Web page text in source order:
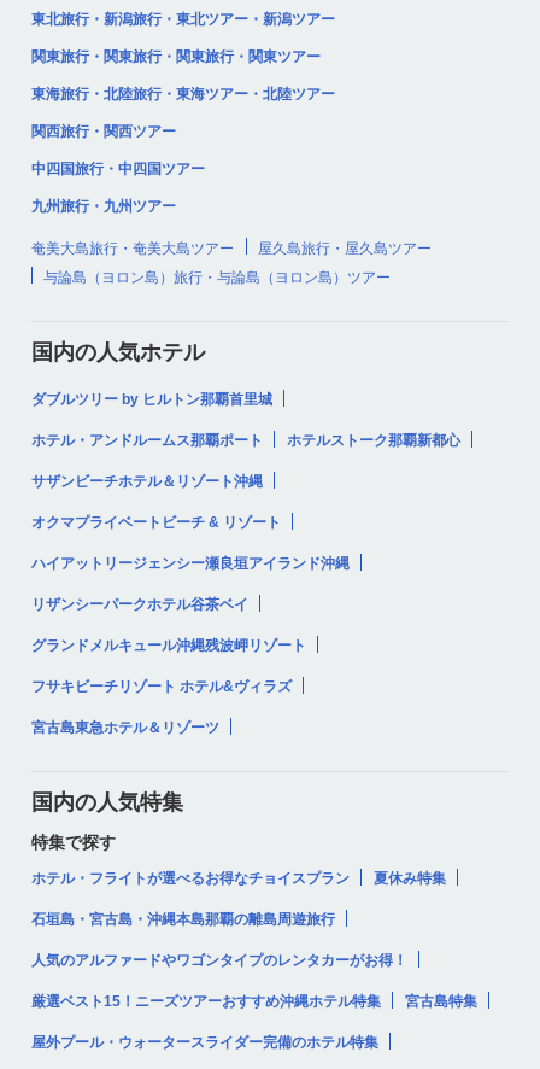
東北旅行・新潟旅行・東北ツアー・新潟ツアー
関東旅行・関東旅行・関東旅行・関東ツアー
東海旅行・北陸旅行・東海ツアー・北陸ツアー
関西旅行・関西ツアー
中四国旅行・中四国ツアー
九州旅行・九州ツアー
奄美大島旅行・奄美大島ツアー
屋久島旅行・屋久島ツアー
与論島（ヨロン島）旅行・与論島（ヨロン島）ツアー
国内の人気ホテル
ダブルツリー by ヒルトン那覇首里城
ホテル・アンドルームス那覇ポート ホテルストーク那覇新都心
サザンビーチホテル＆リゾート沖縄
オクマプライベートビーチ & リゾート
ハイアットリージェンシー瀬良垣アイランド沖縄
リザンシーパークホテル谷茶ベイ
グランドメルキュール沖縄残波岬リゾート
フサキビーチリゾート ホテル&ヴィラズ
宮古島東急ホテル＆リゾーツ
国内の人気特集
特集で探す
ホテル・フライトが選べるお得なチョイスプラン 夏休み特集
石垣島・宮古島・沖縄本島那覇の離島周遊旅行
人気のアルファードやワゴンタイプのレンタカーがお得！
厳選ベスト15！ニーズツアーおすすめ沖縄ホテル特集 宮古島特集
屋外プール・ウォータースライダー完備のホテル特集